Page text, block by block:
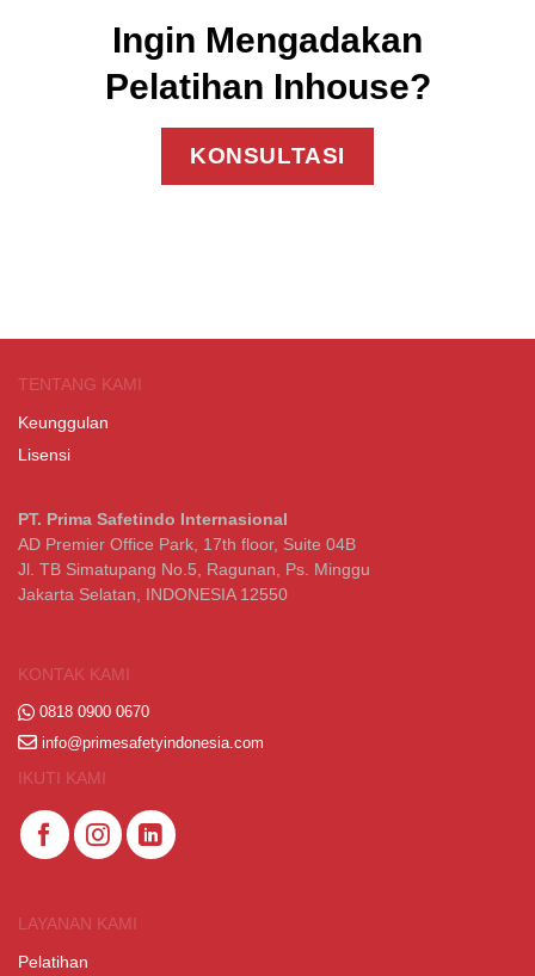
Ingin Mengadakan
Pelatihan Inhouse?
KONSULTASI
TENTANG KAMI
Keunggulan
Lisensi
PT. Prima Safetindo Internasional
AD Premier Office Park, 17th floor, Suite 04B
Jl. TB Simatupang No.5, Ragunan, Ps. Minggu
Jakarta Selatan, INDONESIA 12550
KONTAK KAMI
0818 0900 0670
info@primesafetyindonesia.com
IKUTI KAMI
LAYANAN KAMI
Pelatihan